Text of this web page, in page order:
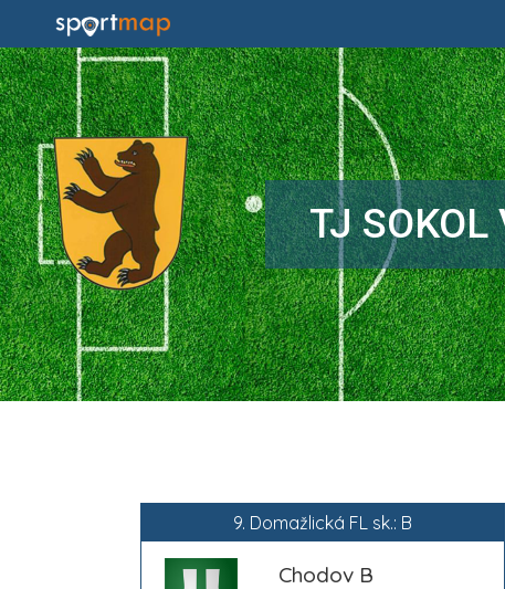
TJ SOKOL
9. Domažlická FL sk.: B
Chodov B